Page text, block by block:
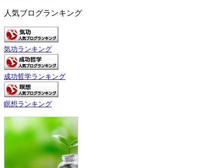
人気ブログランキング
気功ランキング
成功哲学ランキング
瞑想ランキング